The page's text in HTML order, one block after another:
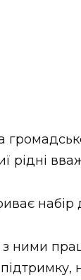
рідні
набір
ними